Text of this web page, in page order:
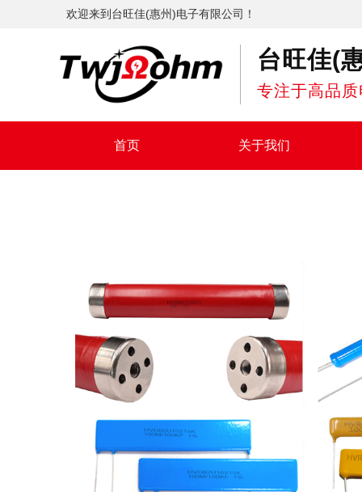
欢迎来到台旺佳(惠州)电子有限公司！
台旺佳(
专注于高品
首页 关于我们